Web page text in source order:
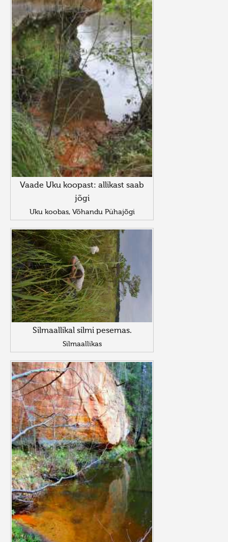
Vaade Uku koopast: allikast saab
jõgi
Uku koobas, Võhandu Pühajõgi
Silmaallikal silmi pesemas.
Silmaallikas